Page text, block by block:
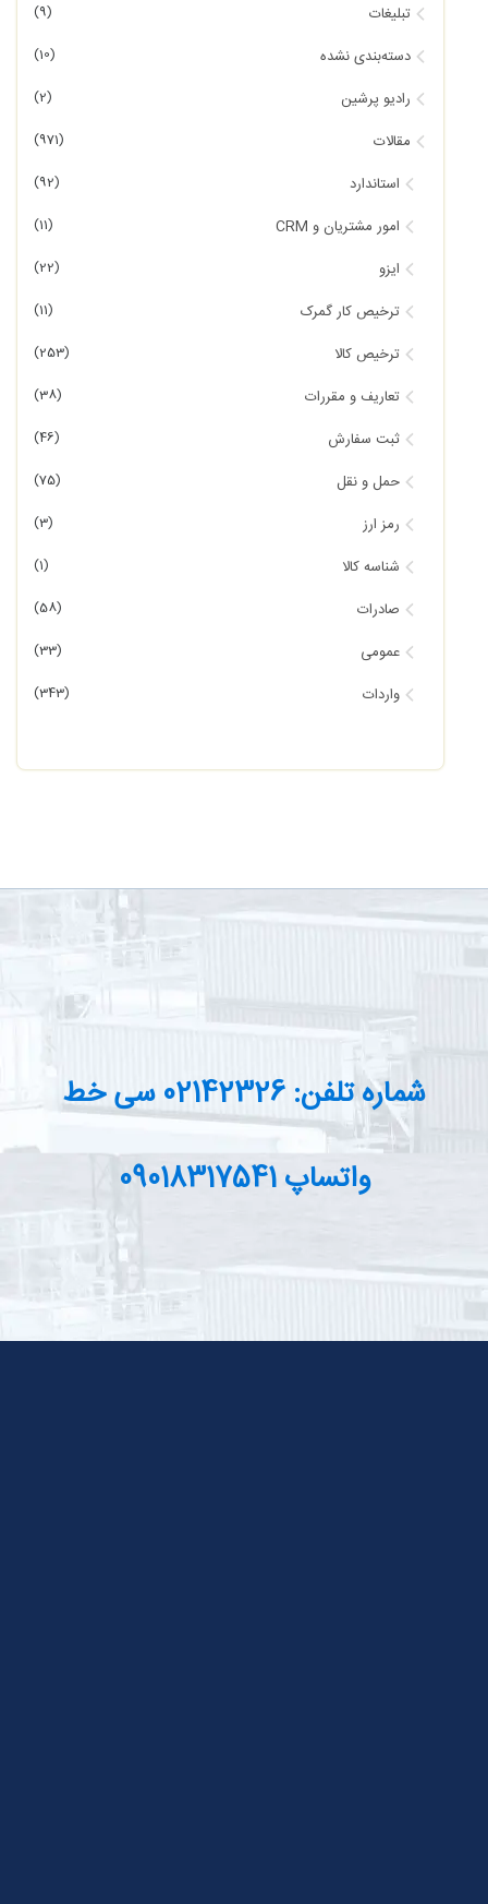
تبلیغات (9)
دسته‌بندی نشده (10)
رادیو پرشین (2)
مقالات (971)
استاندارد (92)
امور مشتریان و CRM (11)
ایزو (22)
ترخیص کار گمرک (11)
ترخیص کالا (253)
تعاریف و مقررات (38)
ثبت سفارش (46)
حمل و نقل (75)
رمز ارز (3)
شناسه کالا (1)
صادرات (58)
عمومی (33)
واردات (343)
شماره تلفن: 02142326 سی خط
واتساپ 09018317541